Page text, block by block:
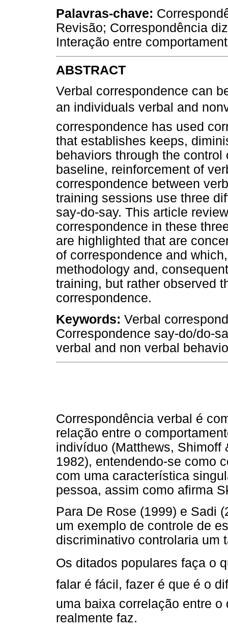
Palavras-chave:
Revisão; Correspondência
Interação entre
ABSTRACT
Verbal correspondence can
an individuals verbal and
correspondence has used
that establishes keeps,
behaviors through the
baseline, reinforcement of
correspondence between
training sessions use three
say-do-say. This article
correspondence in these
are highlighted that are
of correspondence and
methodology and,
training, but rather observed
correspondence.
Keywords: Verbal
Correspondence say-do/do-
verbal and non verbal
Correspondência verbal é
relação entre o
indivíduo (Matthews, Shimoff
1982), entendendo-se como
com uma característica
pessoa, assim como afirma
Para De Rose (1999) e Sadi
um exemplo de controle de
discriminativo controlaria um
Os ditados populares faça o
falar é fácil, fazer é que é o
uma baixa correlação entre
realmente faz.